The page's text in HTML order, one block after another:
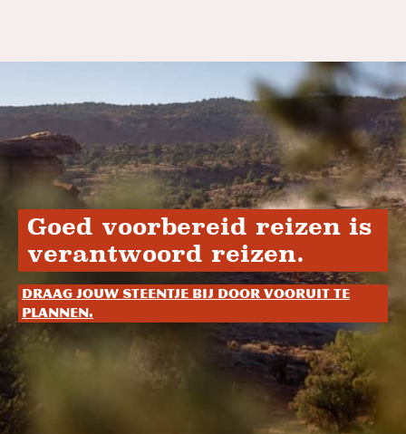
Goed voorbereid reizen is
verantwoord reizen.
Draag jouw steentje bij door vooruit te
plannen.